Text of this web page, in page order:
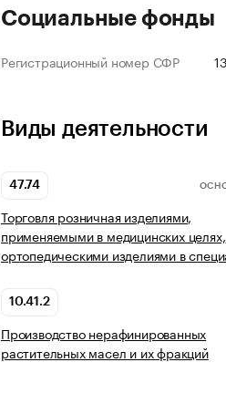
Социальные фонды
Регистрационный номер СФР
Виды деятельности
47.74
Торговля розничная изделиями,
применяемыми в медицинских целях,
ортопедическими изделиями в
10.41.2
Производство нерафинированных
растительных масел и их фракций